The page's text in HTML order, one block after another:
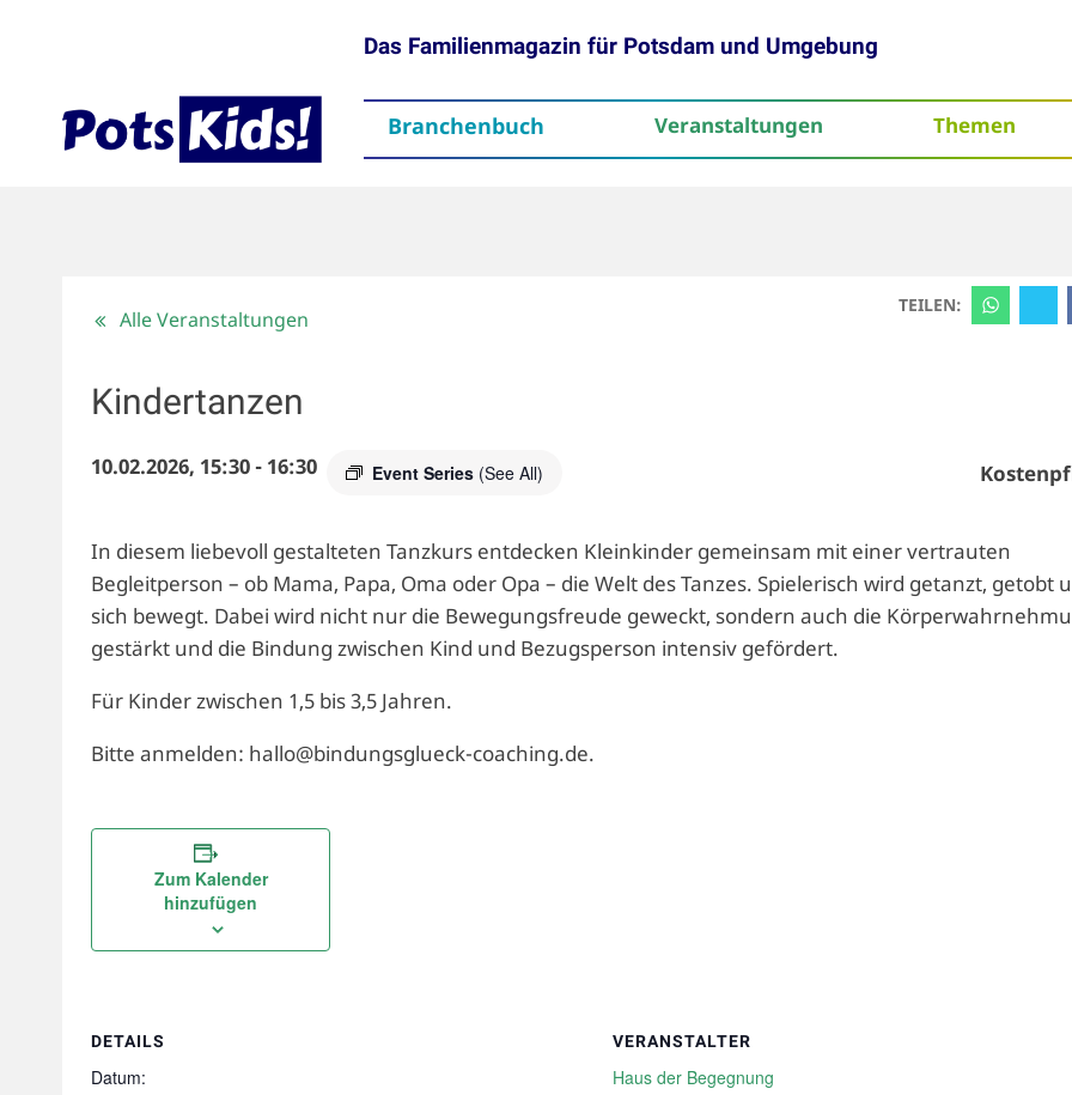
Das Familienmagazin für Potsdam und Umgebung
Branchenbuch Veranstaltungen Themen
TEILEN:
Alle Veranstaltungen
Kindertanzen
10.02.2026, 15:30- 16:30 Event Series (See All)
In diesem liebevoll gestalteten Tanzkurs entdecken Kleinkinder gemeinsam mit einer vertrauten
Begleitperson – ob Mama, Papa, Oma oder Opa – die Welt des Tanzes. Spielerisch wird getanzt, getobt
sich bewegt. Dabei wird nicht nur die Bewegungsfreude geweckt, sondern auch die
gestärkt und die Bindung zwischen Kind und Bezugsperson intensiv gefördert.
Für Kinder zwischen 1,5 bis 3,5 Jahren.
Bitte anmelden: hallo@bindungsglueck-coaching.de.
Zum Kalender
hinzufügen
DETAILS
Datum:
VERANSTALTER
Haus der Begegnung
ThemenAktuelles